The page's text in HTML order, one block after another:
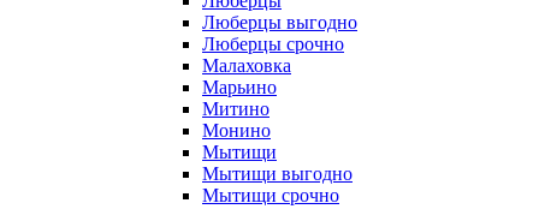
Люберцы выгодно
Люберцы срочно
Малаховка
Марьино
Митино
Монино
Мытищи
Мытищи выгодно
Мытищи срочно